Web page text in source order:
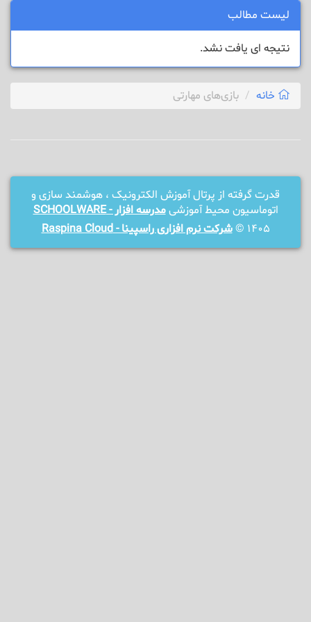
لیست مطالب
نتیجه ای یافت نشد.
خانه بازی‌های مهارتی
قدرت گرفته از پرتال آموزش الکترونیک ، هوشمند سازی و
اتوماسیون محیط آموزشیمدرسه افزار - SCHOOLWARE
1405 ©
شرکت نرم افزاری راسپینا - Raspina Cloud